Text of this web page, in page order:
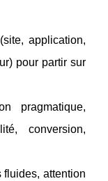
application,
pour partir sur
pragmatique,
conversion,
fluides, attention